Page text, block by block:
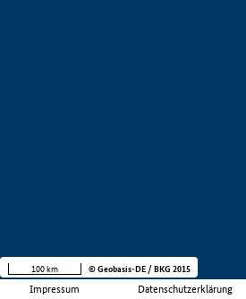
Impressum Datenschutzerklärung
100 km © Geobasis-DE / BKG 2015